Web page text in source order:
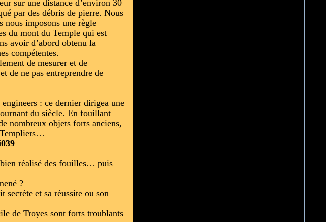
sur une distance d’environ 30
par des débris de pierre. Nous
nous imposons une règle
du mont du Temple qui est
avoir d’abord obtenu la
compétentes.
de mesurer et de
de ne pas entreprendre de
: ce dernier dirigea une
du siècle. En fouillant
nombreux objets forts anciens,
réalisé des fouilles… puis
?
et sa réussite ou son
de Troyes sont forts troublants